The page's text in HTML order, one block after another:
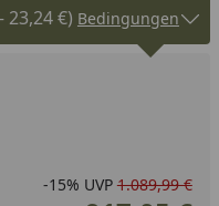
23,24 €) Bedingungen
eingeben
um eins erhöhen
-15% UVP 1.089,99 €